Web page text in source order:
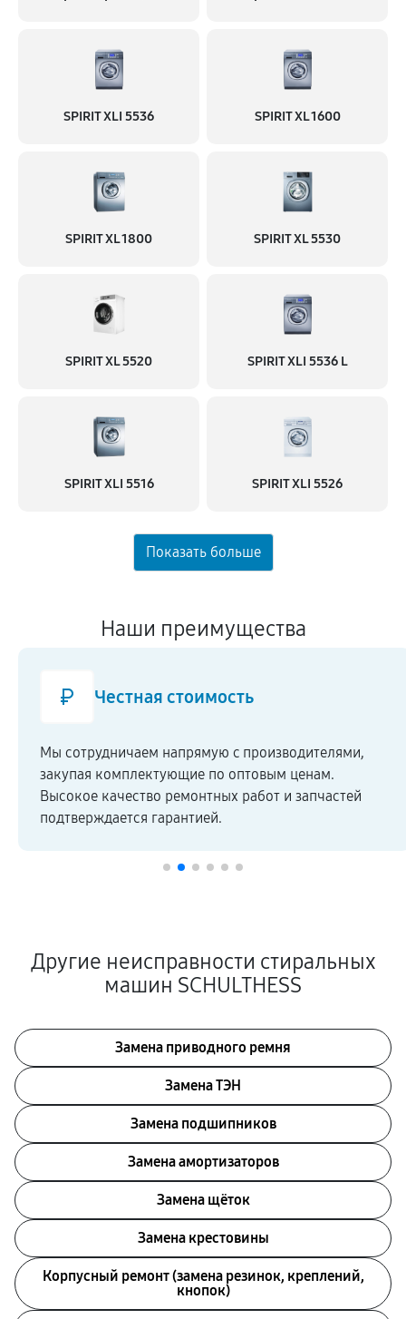
SPIRIT XLI 5536 SPIRIT XL 1600
SPIRIT XL 1800 SPIRIT XL 5530
SPIRIT XL 5520 SPIRIT XLI 5536 L
SPIRIT XLI 5516 SPIRIT XLI 5526
Наши преимущества
Честная стоимость
Мы сотрудничаем напрямую c производителями,
закупая комплектующие по оптовым ценам.
Высокое качество ремонтных работ и запчастей
подтверждается гарантией.
Другие неисправности стиральных
машин SCHULTHESS
Замена приводного ремня
Замена ТЭН
Замена подшипников
Замена амортизаторов
Замена щёток
Замена крестовины
Корпусный ремонт (замена резинок, креплений,
кнопок)